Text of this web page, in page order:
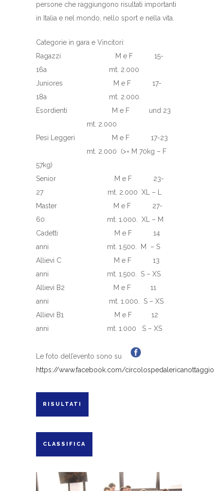
persone che raggiungono risultati importanti
in Italia e nel mondo, nello sport e nella vita.
Categorie in gara e Vincitori:
Ragazzi M e F 15-
16a mt. 2.000
Juniores M e F 17-
18a mt. 2.000.
Esordienti M e F und 23
mt. 2.000
Pesi Leggeri M e F 17-23
mt. 2.000 (>= M 70kg – F
57kg)
Senior M e F 23-
27 mt. 2.000 XL – L
Master M e F 27-
60 mt. 1.000. XL – M
Cadetti M e F 14
anni mt. 1.500. M – S
Allievi C M e F 13
anni mt. 1.500. S – XS
Allievi B2 M e F 11
anni mt. 1.000. S – XS
Allievi B1 M e F 12
anni mt. 1.000 S – XS
Le foto dell’evento sono su
https://www.facebook.com/circolospedalericanottaggio
RISULTATI
CLASSIFICA